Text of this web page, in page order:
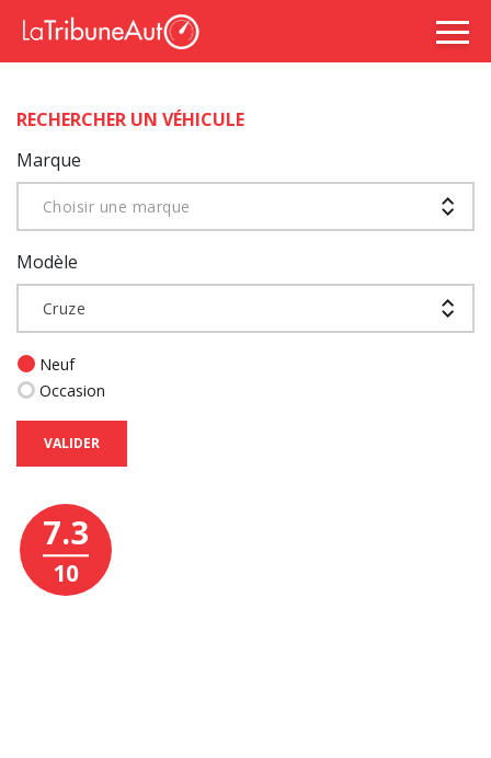
RECHERCHER UN VÉHICULE
Marque
Choisir une marque
Modèle
Cruze
Neuf
Occasion
VALIDER
7.3
10